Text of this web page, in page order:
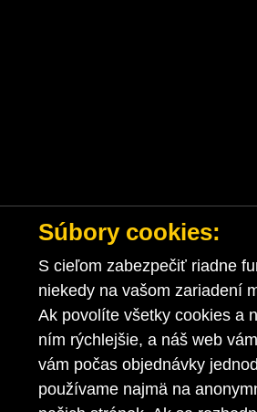
Súbory cookies:
S cieľom zabezpečiť riadne
niekedy na vašom zariadení
Ak povolíte všetky cookies a
ním rýchlejšie, a náš web
vám počas objednávky
používame najmä na